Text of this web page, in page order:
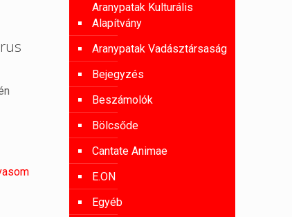
Aranypatak Kulturális
Alapítvány
Aranypatak Vadásztársaság
Bejegyzés
Beszámolók
Bölcsőde
Cantate Animae
E.ON
Egyéb